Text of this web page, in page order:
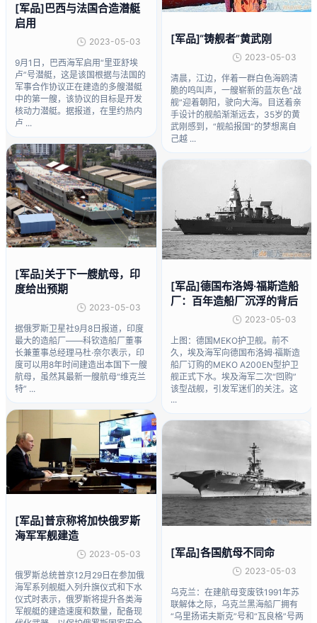
[军品]巴西与法国合造潜艇
启用
2023-05-03
9月1日，巴西海军启用“里亚舒埃
卢”号潜艇，这是该国根据与法国的
军事合作协议正在建造的多艘潜艇
中的第一艘，该协议的目标是开发
核动力潜艇。据报道，在里约热内
卢 ...
[军品]关于下一艘航母，印
度给出预期
2023-05-03
据俄罗斯卫星社9月8日报道，印度
最大的造船厂——科钦造船厂董事
长兼董事总经理马杜·奈尔表示，印
度可以用8年时间建造出本国下一艘
航母，虽然其最新一艘航母“维克兰
特” ...
[军品]普京称将加快俄罗斯
海军军舰建造
2023-05-03
俄罗斯总统普京12月29日在参加俄
海军系列舰艇入列升旗仪式和下水
仪式时表示，俄罗斯将提升各类海
军舰艇的建造速度和数量，配备现
[军品]“铸舰者”黄武刚
2023-05-03
清晨，江边，伴着一群白色海鸥清
脆的鸣叫声，一艘崭新的蓝灰色“战
舰”迎着朝阳，驶向大海。目送着亲
手设计的舰船渐渐远去，35岁的黄
武刚感到，“舰船报国”的梦想离自
己越 ...
[军品]德国布洛姆·福斯造船
厂：百年造船厂沉浮的背后
2023-05-03
上图：德国MEKO护卫舰。前不
久，埃及海军向德国布洛姆·福斯造
船厂订购的MEKO A200EN型护卫
舰正式下水。埃及海军二次“回购”
该型战舰，引发军迷们的关注。这
...
[军品]各国航母不同命
2023-05-03
乌克兰：在建航母变废铁1991年苏
联解体之际，乌克兰黑海船厂拥有
“乌里扬诺夫斯克”号和“瓦良格”号两